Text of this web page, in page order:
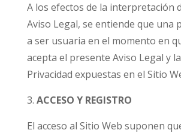
A los efectos de la interpretación
Aviso Legal, se entiende que una
a ser usuaria en el momento en
acepta el presente Aviso Legal y
Privacidad expuestas en el Sitio
ACCESO Y REGISTRO
El acceso al Sitio Web suponen